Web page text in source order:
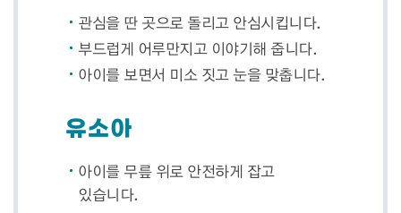
관심을 딴 곳으로 돌리고 안심시킵니다.
부드럽게 어루만지고 이야기해 줍니다.
아이를 보면서 미소 짓고 눈을 맞춥니다.
유소아
아이를 무릎 위로 안전하게 잡고
있습니다.